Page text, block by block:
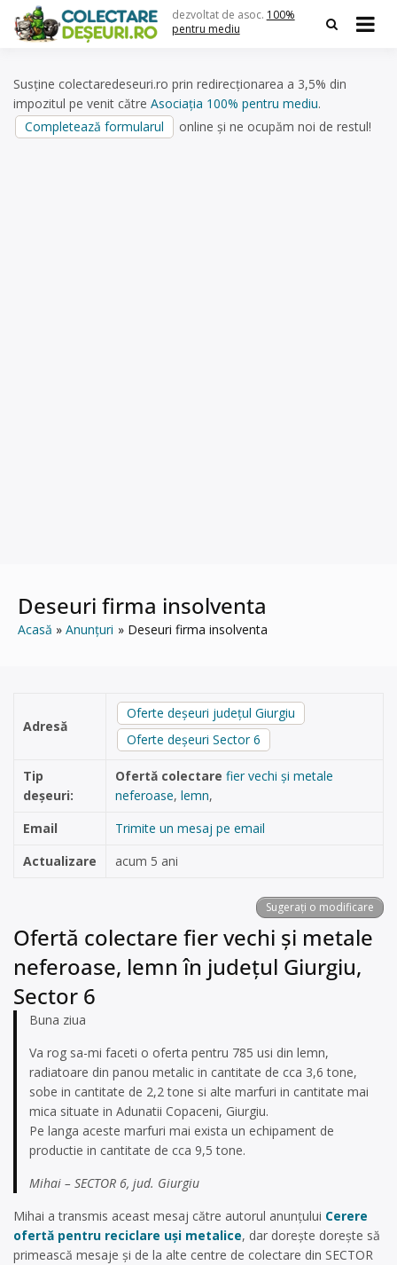
content
dezvoltat de asoc. 100%
pentru mediu
Susține colectaredeseuri.ro prin redirecționarea a 3,5% din
impozitul pe venit către Asociația 100% pentru mediu.
Completează formularul
online și ne ocupăm noi de restul!
Deseuri firma insolventa
Acasă Anunțuri Deseuri firma insolventa
Adresă
Oferte deșeuri județul Giurgiu
Oferte deșeuri Sector 6
Tip
deșeuri:
Ofertă colectare fier vechi și metale
neferoase, lemn,
Email
Trimite un mesaj pe email
Actualizare
acum 5 ani
Sugerați o modificare
Ofertă colectare fier vechi și metale
neferoase, lemn în județul Giurgiu,
Sector 6
Buna ziua
Va rog sa-mi faceti o oferta pentru 785 usi din lemn,
radiatoare din panou metalic in cantitate de cca 3,6 tone,
sobe in cantitate de 2,2 tone si alte marfuri in cantitate mai
mica situate in Adunatii Copaceni, Giurgiu.
Pe langa aceste marfuri mai exista un echipament de
productie in cantitate de cca 9,5 tone.
Mihai – SECTOR 6, jud. Giurgiu
Mihai a transmis aceast mesaj către autorul anunțului Cerere
ofertă pentru reciclare uși metalice, dar dorește dorește să
primească mesaje și de la alte centre de colectare din SECTOR